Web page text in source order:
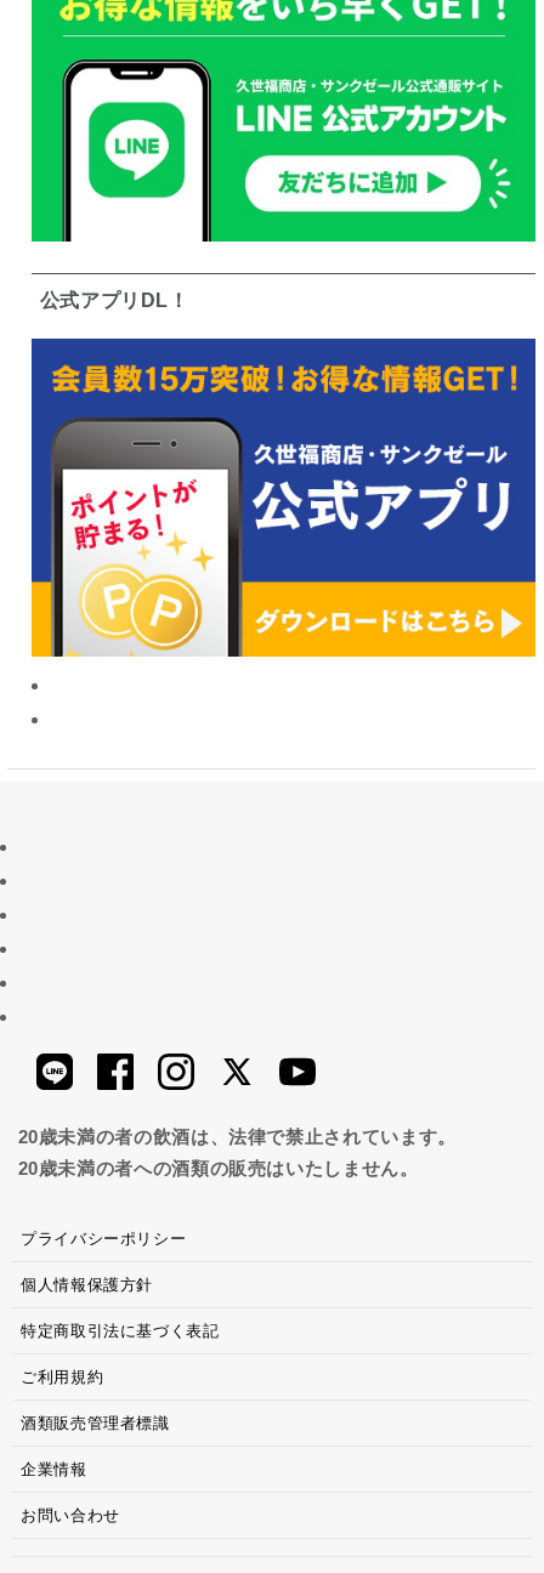
公式アプリDL！
20歳未満の者の飲酒は、法律で禁止されています。
20歳未満の者への酒類の販売はいたしません。
プライバシーポリシー
個人情報保護方針
特定商取引法に基づく表記
ご利用規約
酒類販売管理者標識
企業情報
お問い合わせ